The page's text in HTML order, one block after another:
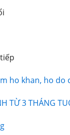
ho khan, ho do
TỪ 3 THÁNG